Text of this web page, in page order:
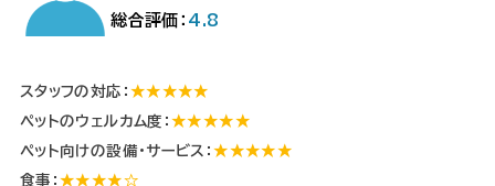
総合評価： 4.8
スタッフの対応： ★★★★★
ペットのウェルカム度：★★★★★
ペット向けの設備・サービス：★★★★★
食事：★★★★☆